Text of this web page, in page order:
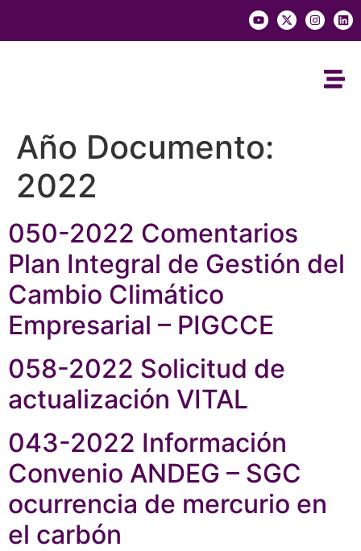
Año Documento:
2022
050-2022 Comentarios
Plan Integral de Gestión del
Cambio Climático
Empresarial – PIGCCE
058-2022 Solicitud de
actualización VITAL
043-2022 Información
Convenio ANDEG – SGC
ocurrencia de mercurio en
el carbón